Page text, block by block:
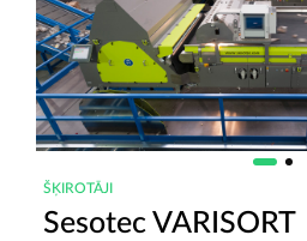
ŠĶIROTĀJI
Sesotec VARISORT